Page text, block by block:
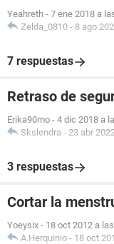
Yeahreth - 7 ene 2018 a
Zelda_0810 - 8 ago
7 respuestas
Retraso de
Erika90mo - 4 dic 2018 a
Skslendra - 23 abr
3 respuestas
Cortar la
Yoeysix - 18 oct 2012 a
A.Herquinio - 18 oct